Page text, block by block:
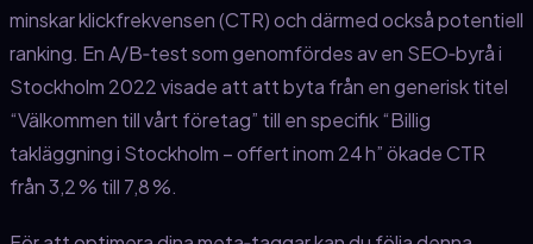
minskar klickfrekvensen (CTR) och därmed också potentiell
ranking. En A/B‑test som genomfördes av en SEO‑byrå i
Stockholm 2022 visade att att byta från en generisk titel
“Välkommen till vårt företag” till en specifik “Billig
takläggning i Stockholm – offert inom 24 h” ökade CTR
från 3,2 % till 7,8 %.